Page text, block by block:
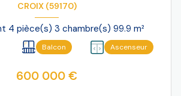
CROIX (59170)
Appartement 4 pièce(s) 3 chambre(s) 99.9 m²
Balcon Ascenseur
600 000 €